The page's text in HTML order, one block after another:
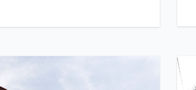
encuesta de IQ
Comunicación